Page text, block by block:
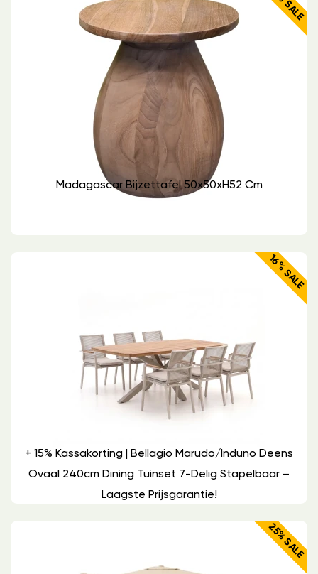
Madagascar Bijzettafel 50x50xH52 Cm
16% SALE
+ 15% Kassakorting | Bellagio Marudo/Induno Deens
Ovaal 240cm Dining Tuinset 7-Delig Stapelbaar –
Laagste Prijsgarantie!
25% SALE